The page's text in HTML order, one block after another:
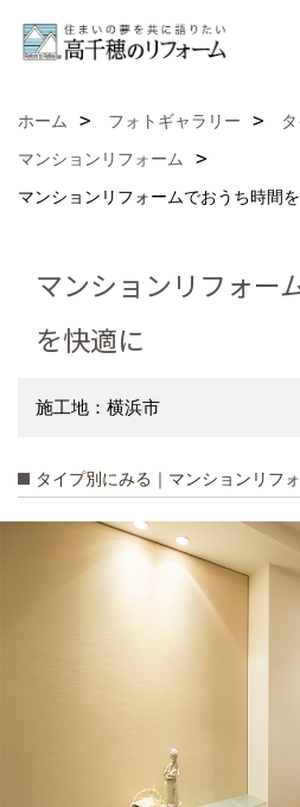
ホーム フォトギャラリー
マンションリフォーム
マンションリフォームでおうち時間
マンションリフォー
を快適に
施工地：横浜市
タイプ別にみる｜マンションリフ